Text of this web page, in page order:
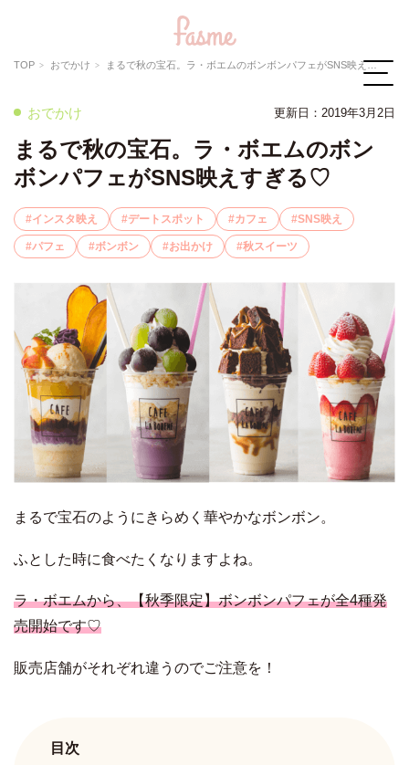
TOP おでかけ まるで秋の宝石。ラ・ボエムのボンボンパフェがSNS映えすぎる♡
おでかけ 更新日：2019年3月2日
まるで秋の宝石。ラ・ボエムのボン
ボンパフェがSNS映えすぎる♡
インスタ映え デートスポット カフェ SNS映え
パフェ ボンボン お出かけ 秋スイーツ
まるで宝石のようにきらめく華やかなボンボン。
ふとした時に食べたくなりますよね。
ラ・ボエムから、【秋季限定】ボンボンパフェが全4種発
売開始です♡
販売店舗がそれぞれ違うのでご注意を！
目次